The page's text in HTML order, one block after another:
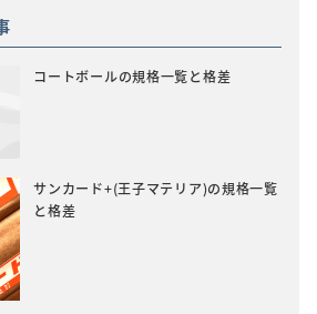
コートボールの規格一覧と格差
サンカード+(王子マテリア)の規格一覧
と格差